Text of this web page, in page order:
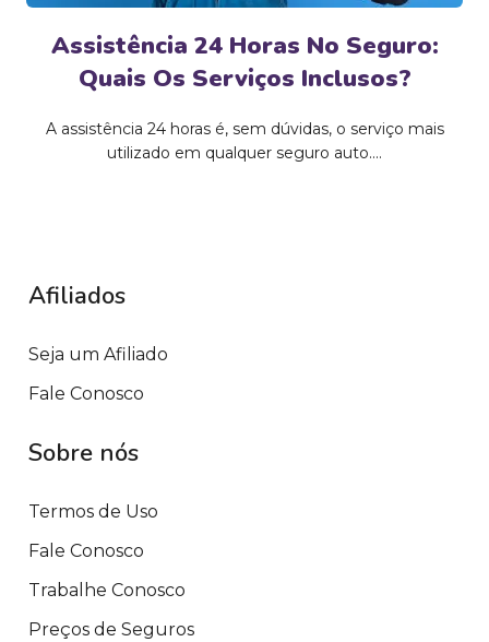
Assistência 24 Horas No Seguro:
Quais Os Serviços Inclusos?
A assistência 24 horas é, sem dúvidas, o serviço mais
utilizado em qualquer seguro auto....
Sobre nós
Termos de Uso
Fale Conosco
Trabalhe Conosco
Preços de Seguros
Afiliados
Seja um Afiliado
Fale Conosco